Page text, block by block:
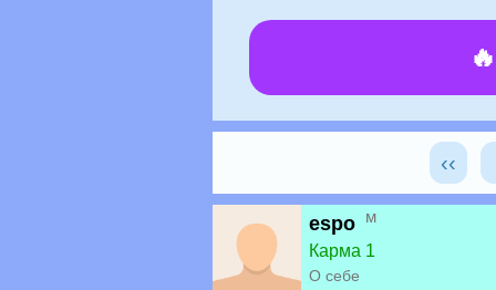
‹‹
espo м
Карма 1
О себе